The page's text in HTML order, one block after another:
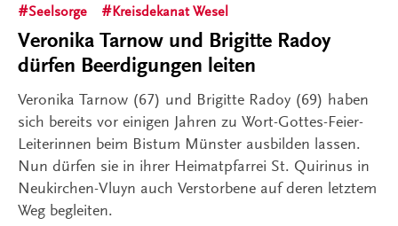
Seelsorge
Kreisdekanat Wesel
Veronika Tarnow und Brigitte Radoy
dürfen Beerdigungen leiten
Veronika Tarnow (67) und Brigitte Radoy (69) haben
sich bereits vor einigen Jahren zu Wort-Gottes-Feier-
Leiterinnen beim Bistum Münster ausbilden lassen.
Nun dürfen sie in ihrer Heimatpfarrei St. Quirinus in
Neukirchen-Vluyn auch Verstorbene auf deren letztem
Weg begleiten.